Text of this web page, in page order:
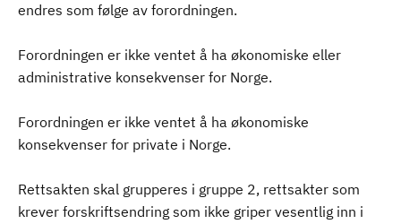
endres som følge av forordningen.
Forordningen er ikke ventet å ha økonomiske eller
administrative konsekvenser for Norge.
Forordningen er ikke ventet å ha økonomiske
konsekvenser for private i Norge.
Rettsakten skal grupperes i gruppe 2, rettsakter som
krever forskriftsendring som ikke griper vesentlig inn i